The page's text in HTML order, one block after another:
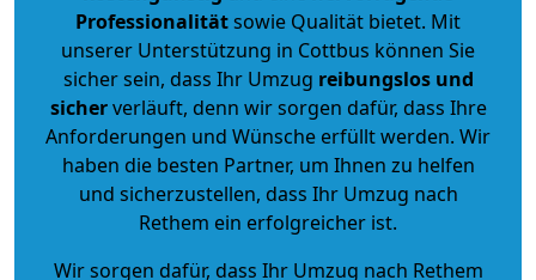
Professionalitätsowie Qualität bietet. Mit
unserer Unterstützung in Cottbus können Sie
sicher sein, dass Ihr Umzug reibungslos und
sicherverläuft, denn wir sorgen dafür, dass Ihre
Anforderungen und Wünsche erfüllt werden. Wir
haben die besten Partner, um Ihnen zu helfen
und sicherzustellen, dass Ihr Umzug nach
Rethem ein erfolgreicher ist.
Wir sorgen dafür, dass Ihr Umzug nach Rethem